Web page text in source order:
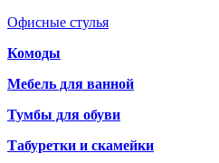
Офисные стулья
Комоды
Мебель для ванной
Тумбы для обуви
Табуретки и скамейки